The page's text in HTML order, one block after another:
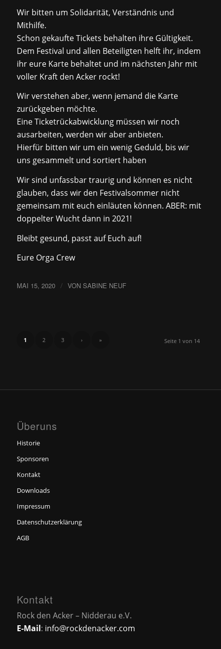
Wir bitten um Solidarität, Verständnis und
Mithilfe.
Schon gekaufte Tickets behalten ihre Gültigkeit.
Dem Festival und allen Beteiligten helft ihr, indem
ihr eure Karte behaltet und im nächsten Jahr mit
voller Kraft den Acker rockt!
Wir verstehen aber, wenn jemand die Karte
zurückgeben möchte.
Eine Ticketrückabwicklung müssen wir noch
ausarbeiten, werden wir aber anbieten.
Hierfür bitten wir um ein wenig Geduld, bis wir
uns gesammelt und sortiert haben
Wir sind unfassbar traurig und können es nicht
glauben, dass wir den Festivalsommer nicht
gemeinsam mit euch einläuten können. ABER: mit
doppelter Wucht dann in 2021!
Bleibt gesund, passt auf Euch auf!
Eure Orga Crew
MAI 15, 2020 / VON SABINE NEUF
Seite 1 von 14
1 2 3 › »
Überuns
Historie
Sponsoren
Kontakt
Downloads
Impressum
Datenschutzerklärung
AGB
Kontakt
Rock den Acker – Nidderau e.V.
E-Mail: info@rockdenacker.com